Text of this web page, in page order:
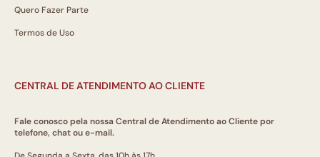
Quero Fazer Parte
Termos de Uso
CENTRAL DE ATENDIMENTO AO CLIENTE
Fale conosco pela nossa Central de Atendimento ao Cliente por
telefone, chat ou e-mail.